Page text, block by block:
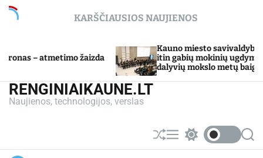
c
n
KARŠČIAUSIOS NAUJIENOS
žaizda
Kauno miesto savivaldybė Tarpdisciplininio
itin gabių mokinių ugdymo programos
dalyvių mokslo metų baigimo šventė
RENGINIAIKAUNE.LT
Naujienos, technologijos, verslas
S
h
M
e w
S
e